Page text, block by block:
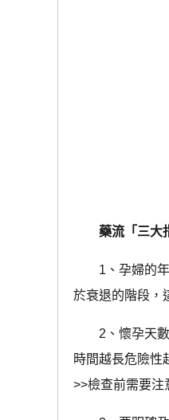
藥流「三大
1、孕婦的年
於衰退的階段，
2、懷孕天數
時間越長危險性
>>檢查前需要注